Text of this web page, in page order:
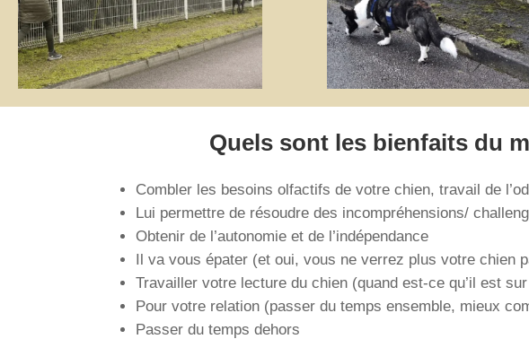
Quels sont les bienfaits du
Combler les besoins olfactifs de votre chien, travail de
Lui permettre de résoudre des incompréhensions/
Obtenir de l’autonomie et de l’indépendance
Il va vous épater (et oui, vous ne verrez plus votre chien
Travailler votre lecture du chien (quand est-ce qu’il est
Pour votre relation (passer du temps ensemble, mieux
Passer du temps dehors